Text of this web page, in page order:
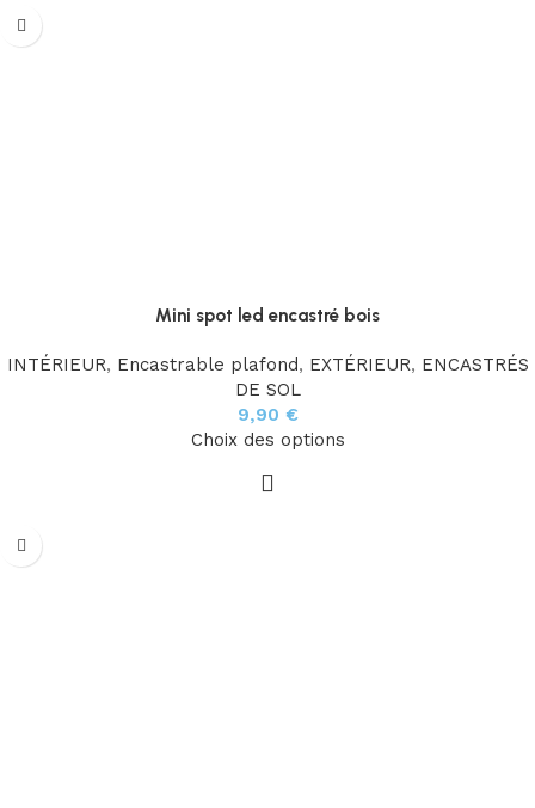
Mini spot led encastré bois
INTÉRIEUR, Encastrable plafond, EXTÉRIEUR, ENCASTRÉS
DE SOL
9,90 €
Choix des options